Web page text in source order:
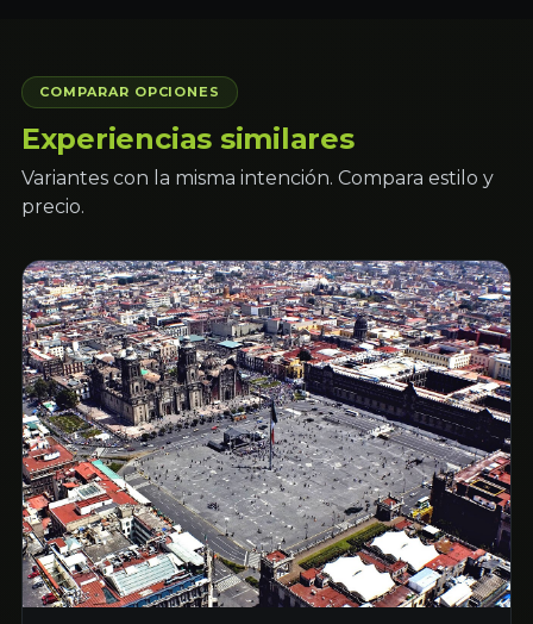
COMPARAR OPCIONES
Experiencias similares
Variantes con la misma intención. Compara estilo y
precio.